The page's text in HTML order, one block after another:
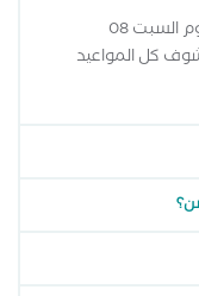
أقرب ميعاد لدكتورة فاطمة حسن هو اليوم السبت 08
وتقدر تشوف كل المواعيد